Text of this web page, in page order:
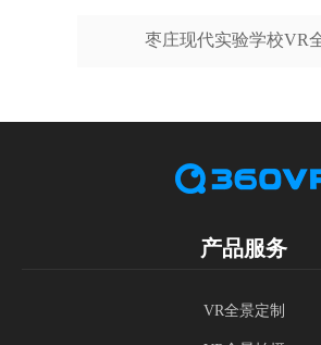
枣庄现代实验学校VR
产品服务
VR全景定制